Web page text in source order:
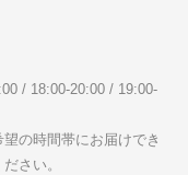
/ 18:00-20:00 / 19:00-
の時間帯にお届けでき
ださい。